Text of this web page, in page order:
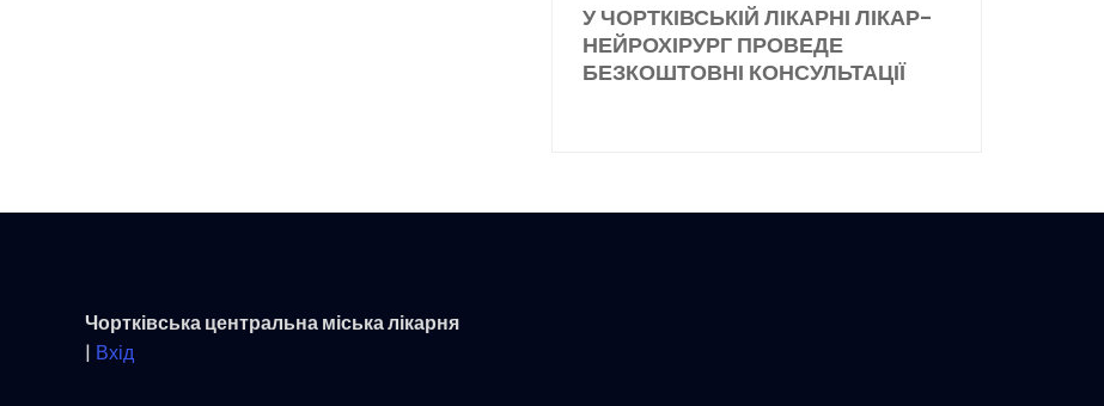
У ЧОРТКІВСЬКІЙ ЛІКАРНІ ЛІКАР-
НЕЙРОХІРУРГ ПРОВЕДЕ
БЕЗКОШТОВНІ КОНСУЛЬТАЦІЇ
Чортківська центральна міська лікарня
| Вхід